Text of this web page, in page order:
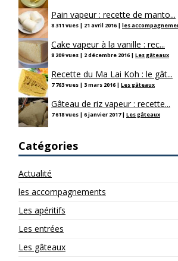
Pain vapeur : recette de manto...
8 311 vues | 21 avril 2016 | les
Cake vapeur à la vanille : rec...
8 209 vues | 2 décembre 2016 | Les gâteaux
Recette du Ma Lai Koh : le gât...
7 763 vues | 3 mars 2016 | Les gâteaux
Gâteau de riz vapeur : recette...
7 618 vues | 6 janvier 2017| Les gâteaux
Catégories
Actualité
les accompagnements
Les apéritifs
Les entrées
Les gâteaux